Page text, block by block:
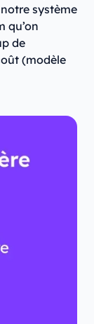
système
qu’on
de
(modèle